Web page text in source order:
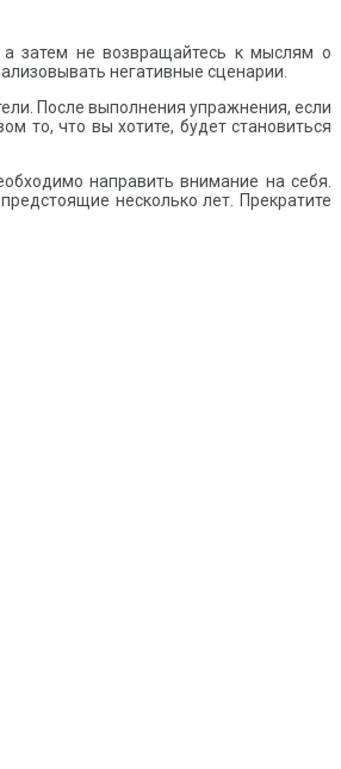
затем не возвращайтесь к мыслям о
негативные сценарии.
После выполнения упражнения, если
то, что вы хотите, будет становиться
направить внимание на себя.
несколько лет. Прекратите